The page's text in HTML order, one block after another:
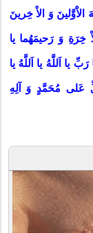
الاَْوَّلينَ وَ الاْ خِرينَ
خِرَةِ وَ رَحيمَهُما يا
اَللَّهُ يا اَللَّهُ يا
صَلِّ عَلى مُحَمَّدٍ وَ آلِهِ